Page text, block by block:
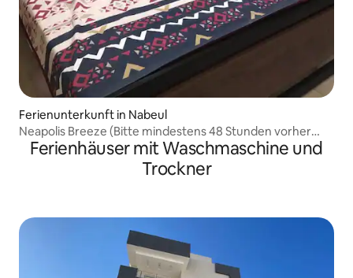
Ferienunterkunft in Nabeul‎
Neapolis Breeze (Bitte mindestens 48 Stunden vorher
buchen)
Ferienhäuser mit Waschmaschine und
Trockner